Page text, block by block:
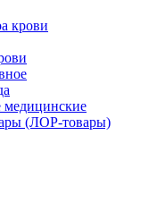
крови
медицинские
(ЛОР-товары)